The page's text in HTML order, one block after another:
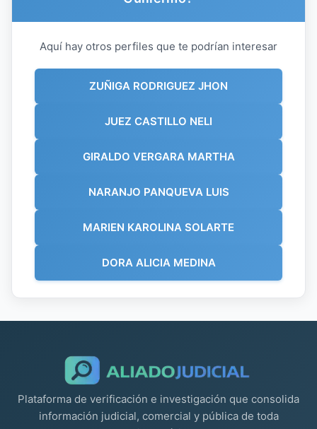
Aquí hay otros perfiles que te podrían interesar
ZUÑIGA RODRIGUEZ JHON
JUEZ CASTILLO NELI
GIRALDO VERGARA MARTHA
NARANJO PANQUEVA LUIS
MARIEN KAROLINA SOLARTE
DORA ALICIA MEDINA
Plataforma de verificación e investigación que consolida
información judicial, comercial y pública de toda